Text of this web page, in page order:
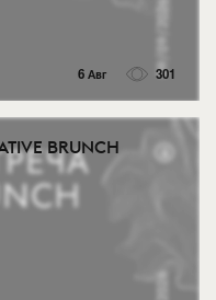
6 Авг 301
BRUNCH